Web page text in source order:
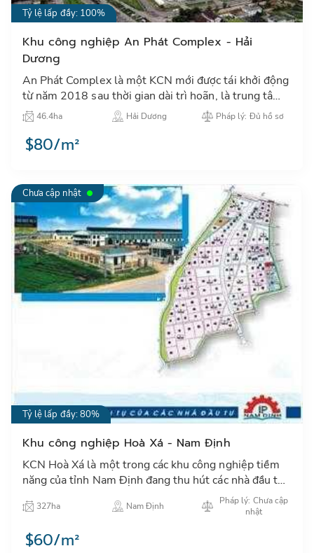
Tỷ lệ lấp đầy: 100%
Khu công nghiệp An Phát Complex - Hải
Dương
An Phát Complex là một KCN mới được tái khởi động
từ năm 2018 sau thời gian dài trì hoãn, là trung tâm
thu hút đầu tư công nghiệp tại khu vực thành phố Hải
Dươn…
46.4ha Hải Dương Pháp lý: Đủ hồ sơ
$80/m²
Chưa cập nhật
Tỷ lệ lấp đầy: 80%
Khu công nghiệp Hoà Xá - Nam Định
KCN Hoà Xá là một trong các khu công nghiệp tiềm
năng của tỉnh Nam Định đang thu hút các nhà đầu tư
trong và ngoài nước đặc biệt các NĐT Nhật Bản, Hàn
Quốc, Đài…
327ha Nam Định
Pháp lý: Chưa cập
nhật
$60/m²